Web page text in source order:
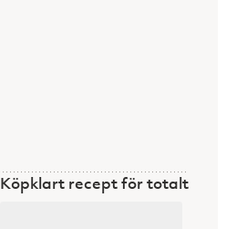
Köpklart recept för totalt